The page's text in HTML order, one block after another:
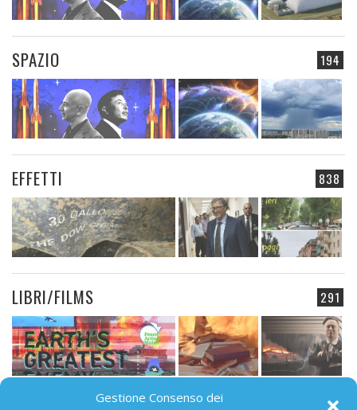
Gestione Consenso dei
194
SPAZIO
838
EFFETTI
291
LIBRI/FILMS